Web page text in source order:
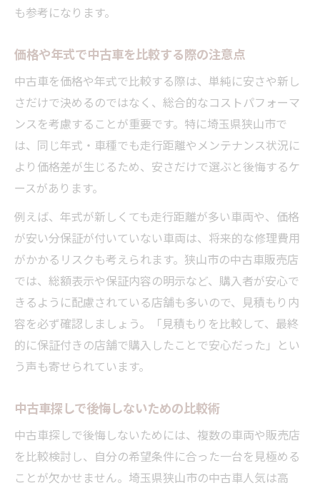
も参考になります。
価格や年式で中古車を比較する際の注意点
中古車を価格や年式で比較する際は、単純に安さや新し
さだけで決めるのではなく、総合的なコストパフォーマ
ンスを考慮することが重要です。特に埼玉県狭山市で
は、同じ年式・車種でも走行距離やメンテナンス状況に
より価格差が生じるため、安さだけで選ぶと後悔するケ
ースがあります。
例えば、年式が新しくても走行距離が多い車両や、価格
が安い分保証が付いていない車両は、将来的な修理費用
がかかるリスクも考えられます。狭山市の中古車販売店
では、総額表示や保証内容の明示など、購入者が安心で
きるように配慮されている店舗も多いので、見積もり内
容を必ず確認しましょう。「見積もりを比較して、最終
的に保証付きの店舗で購入したことで安心だった」とい
う声も寄せられています。
中古車探しで後悔しないための比較術
中古車探しで後悔しないためには、複数の車両や販売店
を比較検討し、自分の希望条件に合った一台を見極める
ことが欠かせません。埼玉県狭山市の中古車人気は高